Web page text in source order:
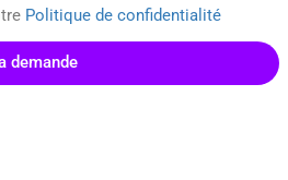
Politique de confidentialité
demande